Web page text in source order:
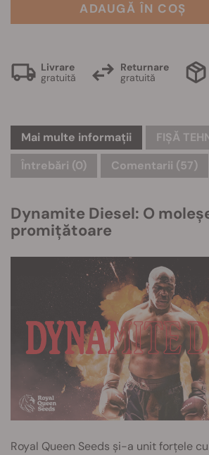
ADAUGĂ ÎN COȘ
Livrare
gratuită
Returnare
gratuită
Mai multe informații
FIȘĂ
Întrebări (0) Comentarii (57)
Dynamite Diesel: O
promițătoare
Royal Queen Seeds și-a unit forțele